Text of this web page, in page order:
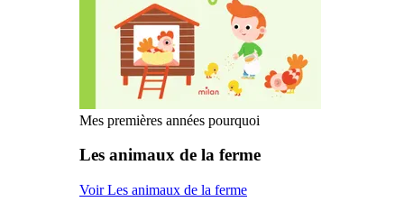
Mes premières années pourquoi
Les animaux de la ferme
Voir Les animaux de la ferme